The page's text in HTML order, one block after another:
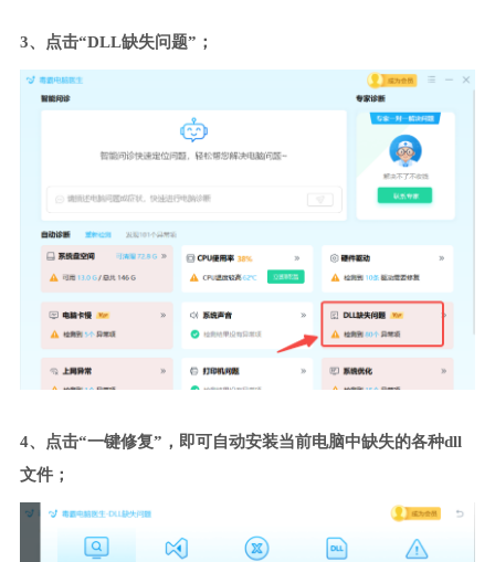
3、点击“DLL缺失问题”；
4、点击“一键修复”，即可自动安装当前电脑中缺失的各种dll
文件；